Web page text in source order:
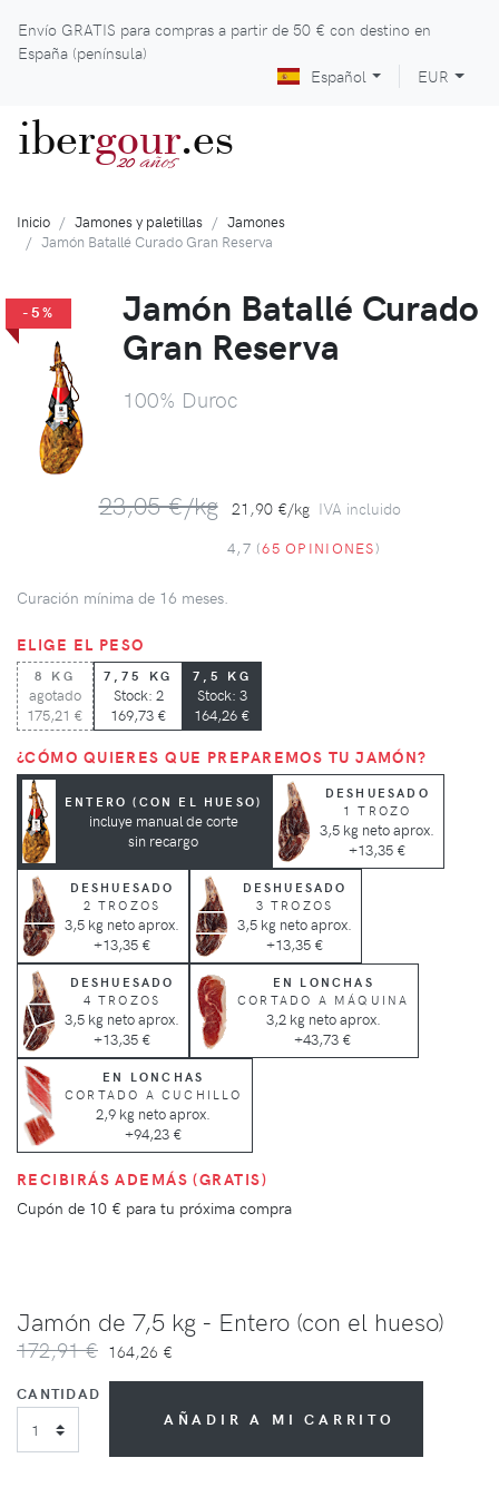
Envío GRATIS para compras a partir de 50 € con destino en
España (península)
Español
EUR
ibergour
20 años .es
Inicio Jamones y paletillas
Jamones
Jamón Batallé Curado Gran Reserva
-5% Jamón Batallé Curado
Gran Reserva
100% Duroc
23,05 €/kg 21,90 €/kg IVA incluido
4,7 (65 OPINIONES)
Curación mínima de 16 meses.
ELIGE EL PESO
8 KG
agotado
175,21 €
7,75 KG
Stock: 2
169,73 €
7,5 KG
Stock: 3
164,26 €
¿CÓMO QUIERES QUE PREPAREMOS TU JAMÓN?
ENTERO (CON EL HUESO)
incluye manual de corte
sin recargo
DESHUESADO
1 TROZO
3,5 kg neto aprox.
+13,35 €
DESHUESADO
2 TROZOS
3,5 kg neto aprox.
+13,35 €
DESHUESADO
3 TROZOS
3,5 kg neto aprox.
+13,35 €
DESHUESADO
4 TROZOS
3,5 kg neto aprox.
+13,35 €
EN LONCHAS
CORTADO A MÁQUINA
3,2 kg neto aprox.
+43,73 €
EN LONCHAS
CORTADO A CUCHILLO
2,9 kg neto aprox.
+94,23 €
RECIBIRÁS ADEMÁS (GRATIS)
Cupón de 10 € para tu próxima compra
Jamón de 7,5 kg - Entero (con el hueso)
172,91 € 164,26 €
CANTIDAD
AÑADIR A MI CARRITO